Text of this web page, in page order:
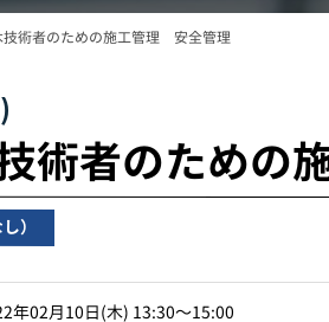
技術者のための施工管理 安全管理
術者のための
）
年02月10日(木) 13:30〜15:00